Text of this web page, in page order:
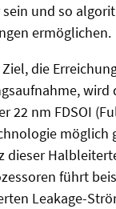
und so
ermöglichen.
die
wird
22 nm FDSOI
möglich
dieser
führt
Leakage-